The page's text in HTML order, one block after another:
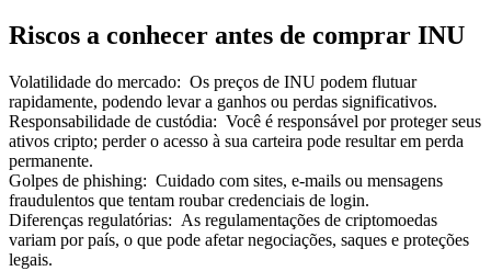
Afiliados Bitrue
Até 65% de comissões!
Riscos a conhecer antes de comprar INU
Volatilidade do mercado: Os preços de INU podem flutuar
rapidamente, podendo levar a ganhos ou perdas significativos.
Responsabilidade de custódia: Você é responsável por proteger seus
ativos cripto; perder o acesso à sua carteira pode resultar em perda
permanente.
Golpes de phishing: Cuidado com sites, e-mails ou mensagens
fraudulentos que tentam roubar credenciais de login.
Diferenças regulatórias: As regulamentações de criptomoedas
variam por país, o que pode afetar negociações, saques e proteções
legais.